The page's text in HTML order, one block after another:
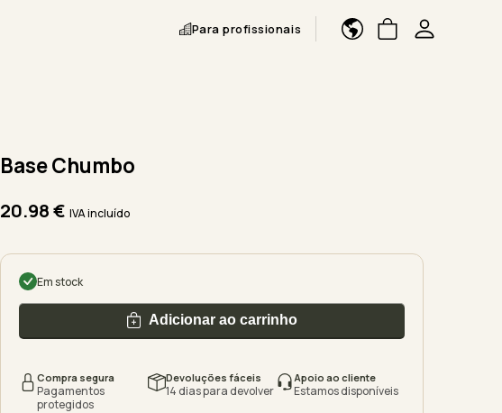
Para profissionais
Base Chumbo
20.98€ IVA incluído
Em stock
Adicionar ao carrinho
Compra segura
Pagamentos
protegidos
Devoluções fáceis
14 dias para devolver
Apoio ao cliente
Estamos disponíveis